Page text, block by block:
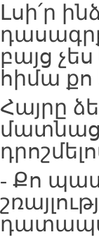
Լսի՛ր
բայց
հիմա քո
Հայրը
- Քո